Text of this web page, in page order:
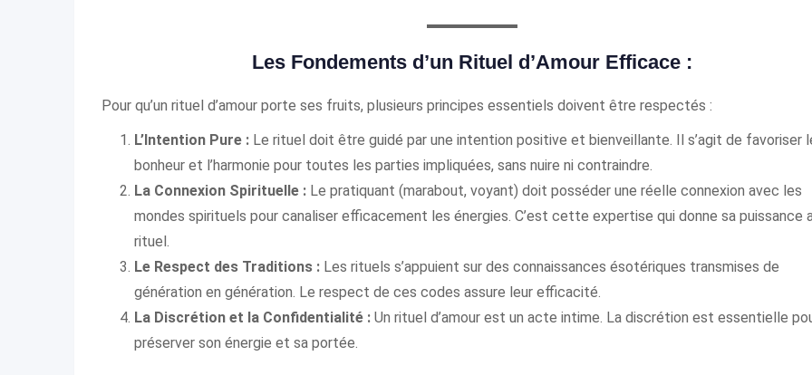
Les Fondements d’un Rituel d’Amour Efficace :
Pour qu’un rituel d’amour porte ses fruits, plusieurs principes essentiels doivent être respectés :
L’Intention Pure : Le rituel doit être guidé par une intention positive et bienveillante. Il s’agit de favoriser
bonheur et l’harmonie pour toutes les parties impliquées, sans nuire ni contraindre.
La Connexion Spirituelle : Le pratiquant (marabout, voyant) doit posséder une réelle connexion avec les
mondes spirituels pour canaliser efficacement les énergies. C’est cette expertise qui donne sa puissance
rituel.
Le Respect des Traditions : Les rituels s’appuient sur des connaissances ésotériques transmises de
génération en génération. Le respect de ces codes assure leur efficacité.
La Discrétion et la Confidentialité : Un rituel d’amour est un acte intime. La discrétion est essentielle
préserver son énergie et sa portée.